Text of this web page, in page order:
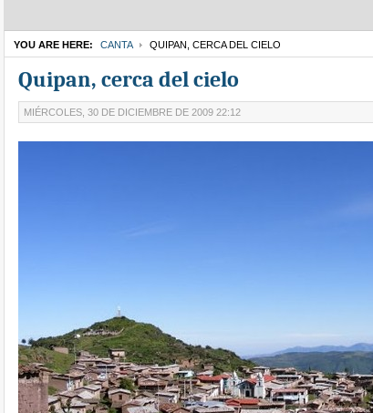
YOU ARE HERE: CANTA QUIPAN, CERCA DEL CIELO
Quipan, cerca del cielo
MIÉRCOLES, 30 DE DICIEMBRE DE 2009 22:12